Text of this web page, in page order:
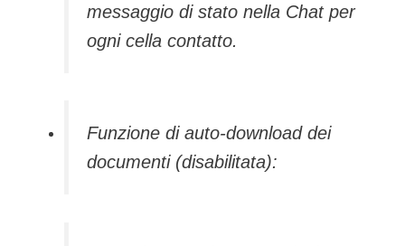
messaggio di stato nella Chat per
ogni cella contatto.
Funzione di auto-download dei
documenti (disabilitata):